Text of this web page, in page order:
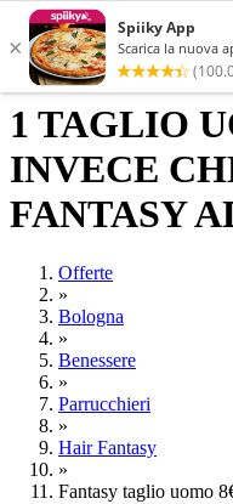
1 TAGLIO
INVECE
FANTASY
Offerte
»
Bologna
»
Benessere
»
Parrucchieri
»
Hair Fantasy
»
Fantasy taglio uomo